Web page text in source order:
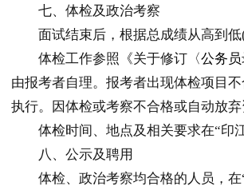
七、体检及政治考察
面试结束后，根据总成绩从高到低(
体检工作参照《关于修订〈公务员
由报考者自理。报考者出现体检项目
执行。因体检或考察不合格或自动放
体检时间、地点及相关要求在“印江
八、公示及聘用
体检、政治考察均合格的人员，在“